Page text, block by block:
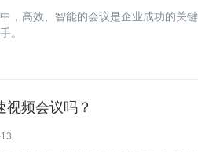
，高效、智能的会议是企业成功的关
。
视频会议吗？